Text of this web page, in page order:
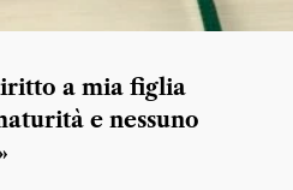
a mia figlia
e nessuno